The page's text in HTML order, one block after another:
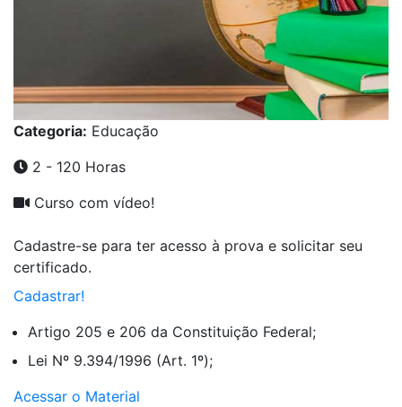
Categoria: Educação
2 - 120 Horas
Curso com vídeo!
Cadastre-se para ter acesso à prova e solicitar seu
certificado.
Cadastrar!
Artigo 205 e 206 da Constituição Federal;
Lei Nº 9.394/1996 (Art. 1º);
Acessar o Material